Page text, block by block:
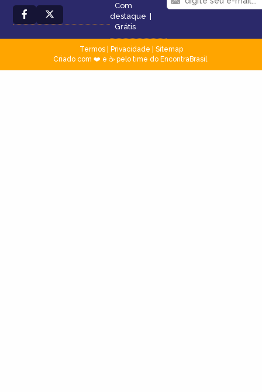
Com
destaque |
Grátis
Termos| Privacidade
Sitemap
Criado com ❤️ e ☕ pelo time do EncontraBrasil